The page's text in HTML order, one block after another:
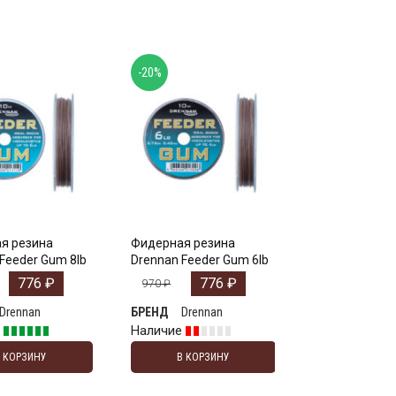
резина
Gum 8lb
776 ₽
КОРЗИНУ
Фидерная резина
Drennan Feeder Gum 6lb
970₽ 776₽
БРЕНД
Drennan
Наличие
В КОРЗИНУ
-20%